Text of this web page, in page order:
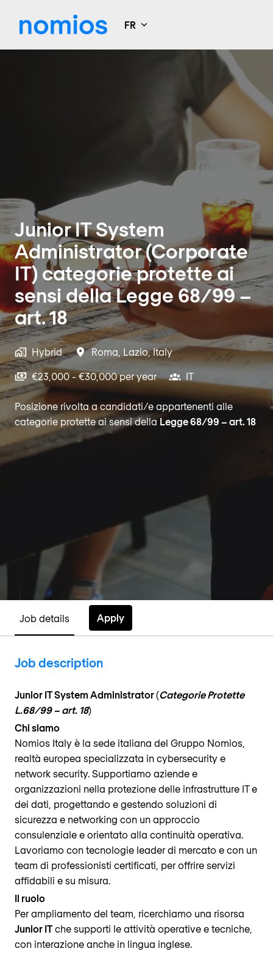
contenuPage d'accueil FR
Junior IT System
Administrator (Corporate
IT) categorie protette ai
sensi della Legge 68/99 –
art. 18
Hybrid Roma Lazio, Italy
€23,000 - €30,000 per year IT
Posizione rivolta a candidati/e appartenenti alle
categorie protette ai sensi della Legge 68/99 – art. 18
Job details Apply
Job description
Junior IT System Administrator(Categorie Protette
L.68/99 – art. 18)
Chi siamo
Nomios Italy è la sede italiana del Gruppo Nomios,
realtà europea specializzata in cybersecurity e
network security. Supportiamo aziende e
organizzazioni nella protezione delle infrastrutture IT e
dei dati, progettando e gestendo soluzioni di
sicurezza e networking con un approccio
consulenziale e orientato alla continuità operativa.
Lavoriamo con tecnologie leader di mercato e con un
team di professionisti certificati, per offrire servizi
affidabili e su misura.
Il ruolo
Per ampliamento del team, ricerchiamo una risorsa
Junior ITche supporti le attività operative e tecniche,
con interazione anche in lingua inglese.